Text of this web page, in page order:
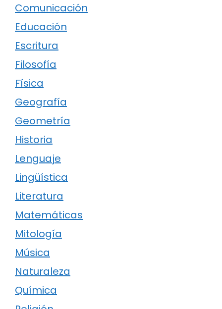
Comunicación
Educación
Escritura
Filosofía
Física
Geografía
Geometría
Historia
Lenguaje
Lingüística
Literatura
Matemáticas
Mitología
Música
Naturaleza
Química